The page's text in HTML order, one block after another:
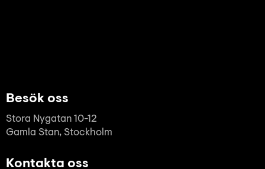
Besök oss
Stora Nygatan 10-12
Gamla Stan, Stockholm
Kontakta oss